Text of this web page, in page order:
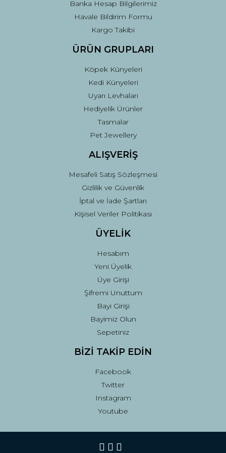
Gönder
Banka Hesap Bilgilerimiz
Havale Bildirim Formu
Kargo Takibi
ÜRÜN GRUPLARI
Köpek Künyeleri
Kedi Künyeleri
Uyarı Levhaları
Hediyelik Ürünler
Tasmalar
Pet Jewellery
ALIŞVERİŞ
Mesafeli Satış Sözleşmesi
Gizlilik ve Güvenlik
İptal ve İade Şartları
Kişisel Veriler Politikası
ÜYELİK
Hesabım
Yeni Üyelik
Üye Girişi
Şifremi Unuttum
Bayi Girişi
Bayimiz Olun
Sepetiniz
BİZİ TAKİP EDİN
Facebook
Twitter
Instagram
Youtube